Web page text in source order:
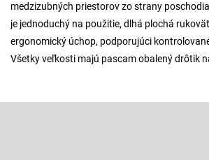
medzizubných priestorov zo strany
je jednoduchý na použitie, dlhá plochá
ergonomický úchop, podporujúci
Všetky veľkosti majú pascam obalený drôtik